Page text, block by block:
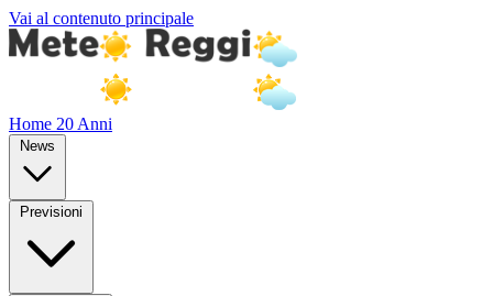
Vai al contenuto principale
Home 20 Anni
News
Previsioni